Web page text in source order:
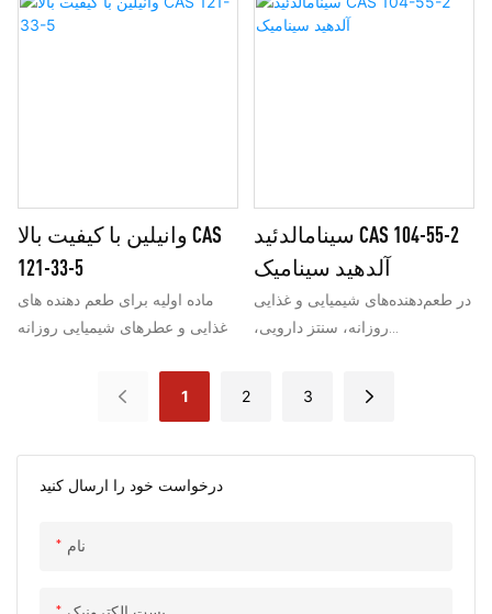
درخواست خود را ارسال کنید
نام
و غذاهای تند و همچنین طعم‌های
تنباکو استفاده می‌شود. همچنین
می‌کند و اثرات دارویی از جمله
فعالیت ضد باکتریایی و اثر کاهش
عطرهای صابون و عطرهای آرایشی
وانیلین با کیفیت بالا CAS
121-33-5
ماده اولیه برای طعم دهنده های
غذایی و عطرهای شیمیایی روزانه
سینامالدئید CAS 104-55-2
آلدهید سینامیک
در طعم‌دهنده‌های شیمیایی و غذایی
روزانه، سنتز دارویی،
1 2 3